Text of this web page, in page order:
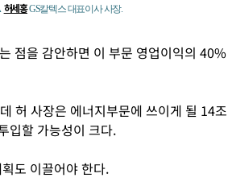
허세홍GS칼텍스 대표이사 사장.
점을 감안하면 이 부문 영업이익의 40%
허 사장은 에너지부문에 쓰이게 될 14조
입할 가능성이 크다.
도 이끌어야 한다.